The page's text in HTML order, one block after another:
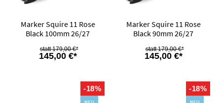
Marker Squire 11 Rose
Black 100mm 26/27
145,00 €*
179,00 €*
Marker Squire 11 Rose
Black 90mm 26/27
145,00 €*
179,00 €*
-18% -18%